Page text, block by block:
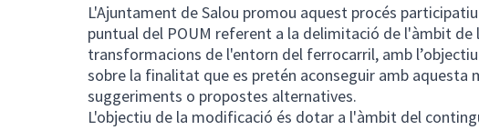
L'Ajuntament de Salou promou aquest procés
puntual del POUM referent a la delimitació de l'àmbit de
transformacions de l'entorn del ferrocarril, amb
sobre la finalitat que es pretén aconseguir amb aquesta
suggeriments o propostes alternatives.
L'objectiu de la modificació és dotar a l'àmbit del